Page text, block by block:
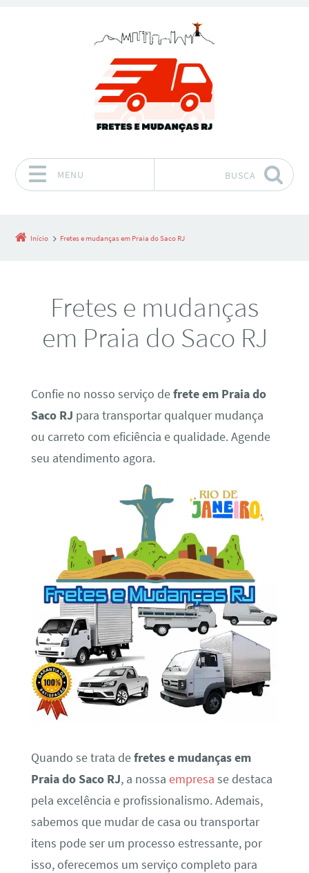
MENU BUSCA
Início Fretes e mudanças em Praia do Saco RJ
Fretes e mudanças
em Praia do Saco RJ
Confie no nosso serviço defrete em Praia do
Saco RJ para transportar qualquer mudança
ou carreto com eficiência e qualidade. Agende
seu atendimento agora.
Quando se trata defretes e mudanças em
Praia do Saco RJ, a nossa empresa se destaca
pela excelência e profissionalismo. Ademais,
sabemos que mudar de casa ou transportar
itens pode ser um processo estressante, por
isso, oferecemos um serviço completo para